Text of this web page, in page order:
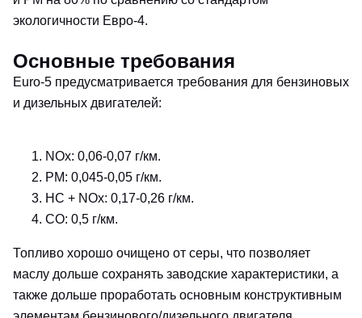
экологичности Евро-4.
Основные требования
Euro-5 предусматривается требования для бензиновых
и дизельных двигателей:
NOx: 0,06-0,07 г/км.
PM: 0,045-0,05 г/км.
HC + NOx: 0,17-0,26 г/км.
CO: 0,5 г/км.
Топливо хорошо очищено от серы, что позволяет
маслу дольше сохранять заводские характеристики, а
также дольше проработать основным конструктивным